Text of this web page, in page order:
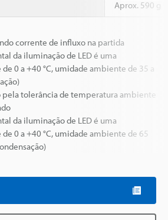
Aprox. 590 g
corrente de influxo na partida
da iluminação de LED é uma
0 a +40 °C, umidade ambiente de 35 a
pela tolerância de temperatura ambiente
da iluminação de LED é uma
0 a +40 °C, umidade ambiente de 65